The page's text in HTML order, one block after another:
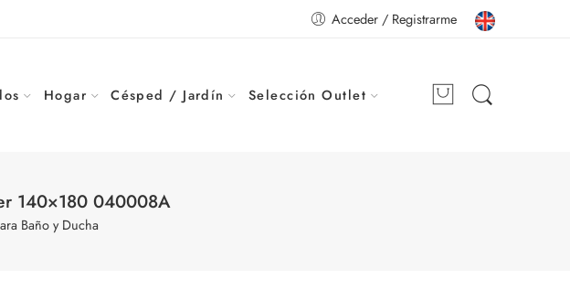
Acceder / Registrarme
Hogar Césped / Jardín Selección Outlet
140×180 040008A
Baño y Ducha